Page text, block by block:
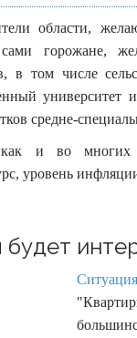
области,
горожане,
в том числе
средне-
и во многих
уровень